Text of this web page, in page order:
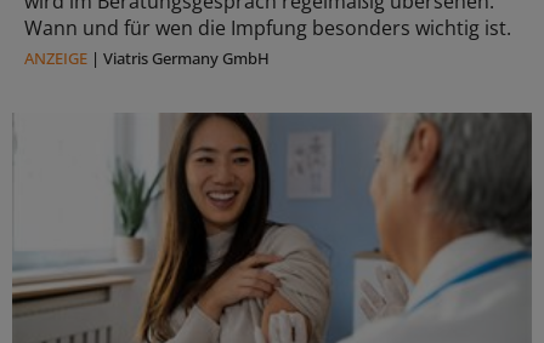
Wann und für wen die Impfung besonders wichtig ist.
ANZEIGE | Viatris Germany GmbH